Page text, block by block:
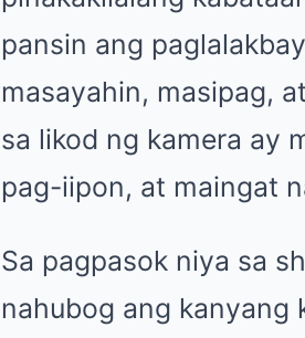
pansin ang
masayahin, masipag,
sa likod ng kamera ay
pag-iipon, at maingat
Sa pagpasok niya sa
nahubog ang